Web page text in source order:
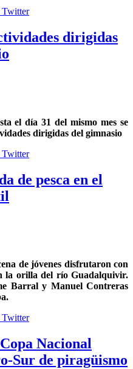
dirigidas
el día 31 del mismo mes se
dirigidas del gimnasio
de pesca en el
de jóvenes disfrutaron con
la orilla del río Guadalquivir.
Barral y Manuel Contreras
Nacional
Sur de piragüismo